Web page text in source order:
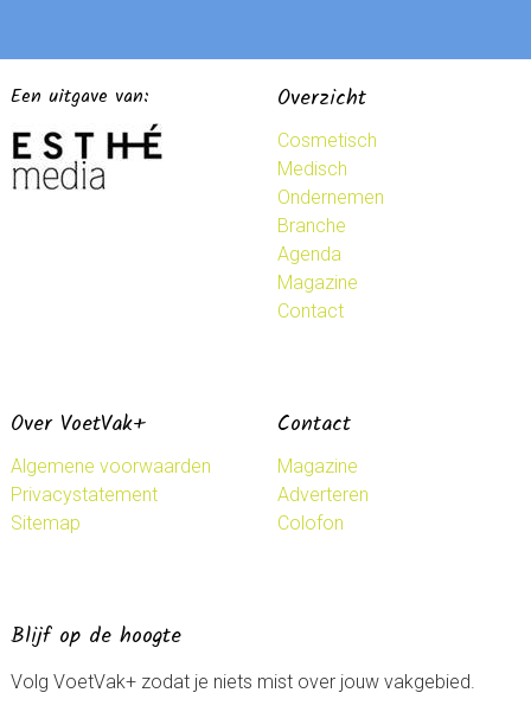
Een uitgave van: Overzicht
Cosmetisch
Medisch
Ondernemen
Branche
Agenda
Magazine
Contact
Over VoetVak+
Algemene voorwaarden
Privacystatement
Sitemap
Contact
Magazine
Adverteren
Colofon
Blijf op de hoogte
Volg VoetVak+ zodat je niets mist over jouw vakgebied.